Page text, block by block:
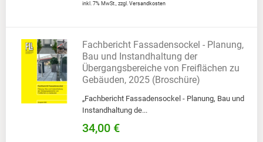
inkl. 7% MwSt., zzgl. Versandkosten
Fachbericht Fassadensockel - Planung,
Bau und Instandhaltung der
Übergangsbereiche von Freiflächen zu
Gebäuden, 2025 (Broschüre)
„Fachbericht Fassadensockel - Planung, Bau und
Instandhaltung de...
34,00 €